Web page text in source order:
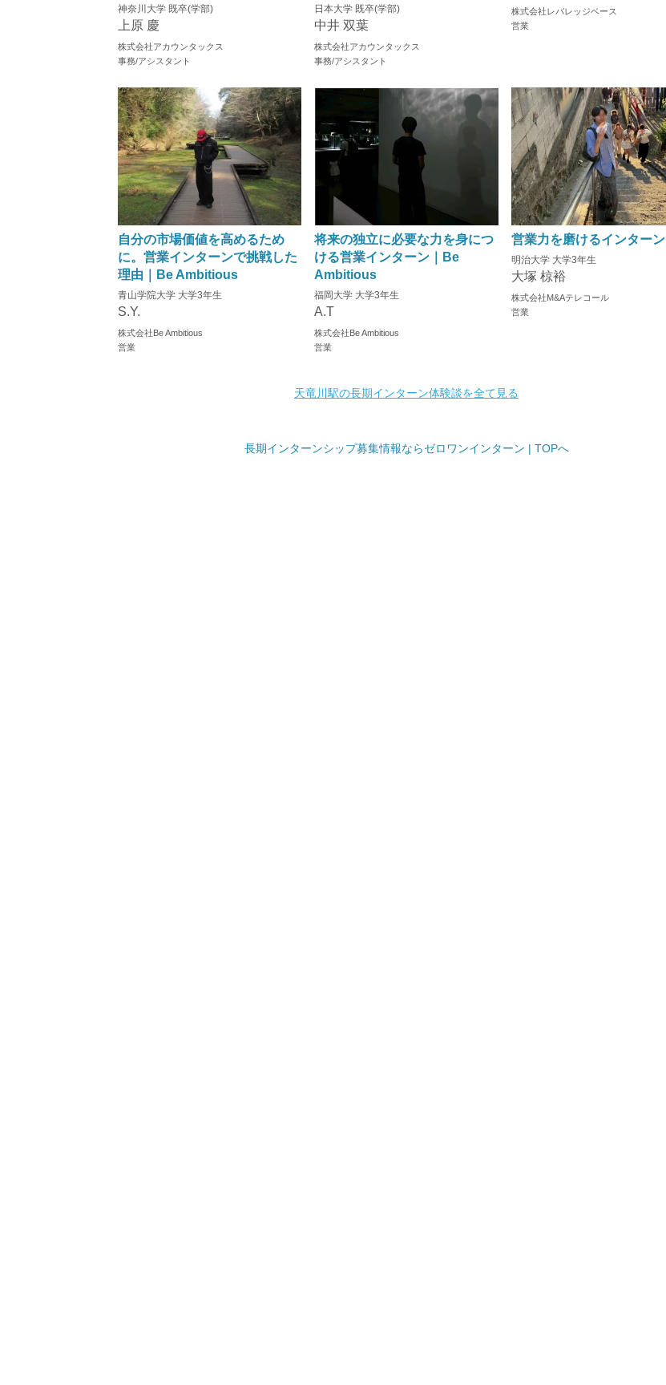
神奈川大学 既卒(学部)
上原 慶
株式会社アカウンタックス
事務/アシスタント
日本大学 既卒(学部)
中井 双葉
株式会社アカウンタックス
事務/アシスタント
株式会社レバレッジベース
営業
自分の市場価値を高めるため
に。営業インターンで挑戦した
理由｜Be Ambitious
青山学院大学 大学3年生
S.Y.
株式会社Be Ambitious
営業
将来の独立に必要な力を身につ
ける営業インターン｜Be
Ambitious
福岡大学 大学3年生
A.T
株式会社Be Ambitious
営業
営業力を磨けるインターン
明治大学 大学3年生
大塚 椋裕
株式会社M&Aテレコール
営業
天竜川駅の長期インターン体験談を全て見る
長期インターンシップ募集情報ならゼロワンインターン | TOPへ